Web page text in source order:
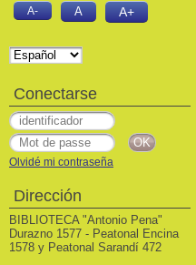
A- A A+
Conectarse
Olvidé mi contraseña
Dirección
BIBLIOTECA "Antonio Pena"
Durazno 1577 - Peatonal Encina
1578 y Peatonal Sarandí 472